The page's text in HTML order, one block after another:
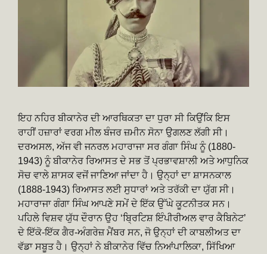
ਇਹ ਨਹਿਰ ਬੀਕਾਨੇਰ ਦੀ ਆਰਥਿਕਤਾ ਦਾ ਧੁਰਾ ਸੀ ਕਿਉਂਕਿ ਇਸ
ਰਾਹੀਂ ਹਜ਼ਾਰਾਂ ਵਰਗ ਮੀਲ ਬੰਜਰ ਜ਼ਮੀਨ ਸੋਨਾ ਉਗਲਣ ਲੱਗੀ ਸੀ।
ਦਰਅਸਲ, ਅੱਜ ਵੀ ਜਨਰਲ ਮਹਾਰਾਜਾ ਸਰ ਗੰਗਾ ਸਿੰਘ ਨੂੰ (1880-
1943) ਨੂੰ ਬੀਕਾਨੇਰ ਰਿਆਸਤ ਦੇ ਸਭ ਤੋਂ ਪ੍ਰਭਾਵਸ਼ਾਲੀ ਅਤੇ ਆਧੁਨਿਕ
ਸੋਚ ਵਾਲੇ ਸ਼ਾਸਕ ਵਜੋਂ ਜਾਣਿਆ ਜਾਂਦਾ ਹੈ। ਉਨ੍ਹਾਂ ਦਾ ਸ਼ਾਸਨਕਾਲ
(1888-1943) ਰਿਆਸਤ ਲਈ ਸੁਧਾਰਾਂ ਅਤੇ ਤਰੱਕੀ ਦਾ ਯੁੱਗ ਸੀ।
ਮਹਾਰਾਜਾ ਗੰਗਾ ਸਿੰਘ ਆਪਣੇ ਸਮੇਂ ਦੇ ਇੱਕ ਉੱਘੇ ਕੂਟਨੀਤਕ ਸਨ।
ਪਹਿਲੇ ਵਿਸ਼ਵ ਯੁੱਧ ਦੌਰਾਨ ਉਹ ‘ਬ੍ਰਿਟਿਸ਼ ਇੰਪੀਰੀਅਲ ਵਾਰ ਕੈਬਿਨੇਟ’
ਦੇ ਇੱਕੋ-ਇੱਕ ਗੈਰ-ਅੰਗਰੇਜ਼ ਮੈਂਬਰ ਸਨ, ਜੋ ਉਨ੍ਹਾਂ ਦੀ ਕਾਬਲੀਅਤ ਦਾ
ਵੱਡਾ ਸਬੂਤ ਹੈ। ਉਨ੍ਹਾਂ ਨੇ ਬੀਕਾਨੇਰ ਵਿੱਚ ਨਿਆਂਪਾਲਿਕਾ, ਸਿੱਖਿਆ